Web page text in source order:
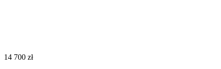
‍14 700‍ zł